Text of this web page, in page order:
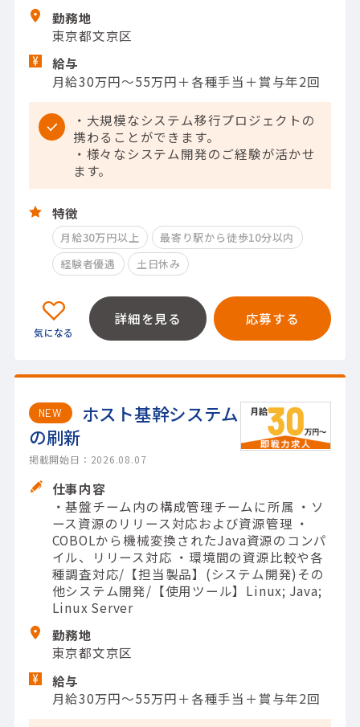
勤務地
東京都文京区
給与
月給30万円～55万円＋各種手当＋賞与年2回
・大規模なシステム移行プロジェクトの
携わることができます。
・様々なシステム開発のご経験が活かせ
ます。
特徴
月給30万円以上
最寄り駅から徒歩10分以内
経験者優遇
土日休み
詳細を見る 応募する
NEW
ホスト基幹システム
の刷新
掲載開始日：2026.08.07
仕事内容
・基盤チーム内の構成管理チームに所属 ・ソ
ース資源のリリース対応および資源管理 ・
COBOLから機械変換されたJava資源のコンパ
イル、リリース対応 ・環境間の資源比較や各
種調査対応/【担当製品】(システム開発)その
他システム開発/【使用ツール】Linux; Java;
Linux Server
勤務地
東京都文京区
給与
月給30万円～55万円＋各種手当＋賞与年2回